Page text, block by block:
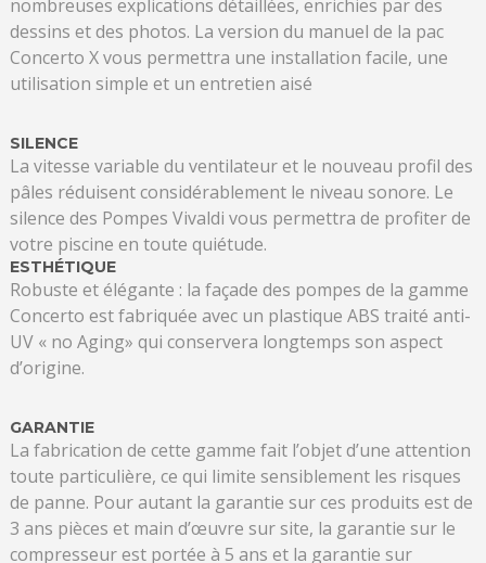
nombreuses explications détaillées, enrichies par des
dessins et des photos. La version du manuel de la pac
Concerto X vous permettra une installation facile, une
utilisation simple et un entretien aisé
SILENCE
La vitesse variable du ventilateur et le nouveau profil des
pâles réduisent considérablement le niveau sonore. Le
silence des Pompes Vivaldi vous permettra de profiter de
votre piscine en toute quiétude.
ESTHÉTIQUE
Robuste et élégante : la façade des pompes de la gamme
Concerto est fabriquée avec un plastique ABS traité anti-
UV « no Aging» qui conservera longtemps son aspect
d’origine.
GARANTIE
La fabrication de cette gamme fait l’objet d’une attention
toute particulière, ce qui limite sensiblement les risques
de panne. Pour autant la garantie sur ces produits est de
3 ans pièces et main d’œuvre sur site, la garantie sur le
compresseur est portée à 5 ans et la garantie sur